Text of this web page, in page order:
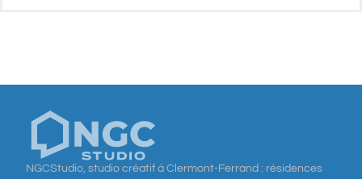
NGCStudio, studio créatif à Clermont-Ferrand : résidences